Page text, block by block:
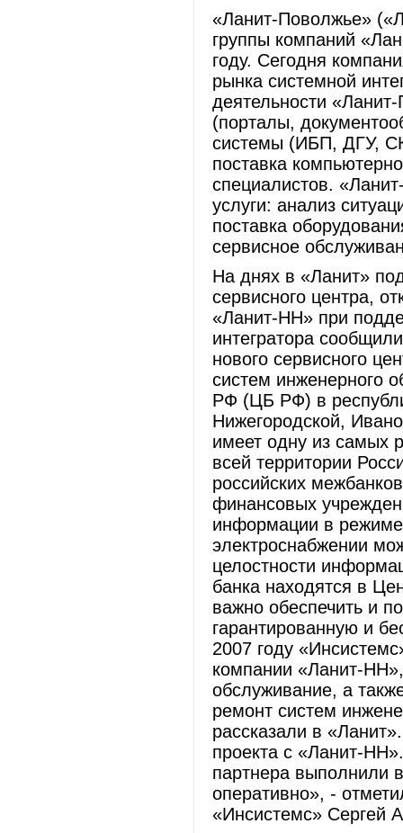
«Ланит-Поволжье»
группы компаний
году. Сегодня
рынка системной
деятельности
(порталы,
системы (ИБП, ДГУ,
поставка
специалистов.
услуги: анализ
поставка
сервисное
На днях в «Ланит»
сервисного центра,
«Ланит-НН» при
интегратора
нового сервисного
систем инженерного
РФ (ЦБ РФ) в
Нижегородской,
имеет одну из самых
всей территории
российских
финансовых
информации в
электроснабжении
целостности
банка находятся в
важно обеспечить и
гарантированную и
2007 году
компании «Ланит-
обслуживание, а
ремонт систем
рассказали в
проекта с «Ланит-
партнера выполнили
оперативно», -
«Инсистемс» Сергей